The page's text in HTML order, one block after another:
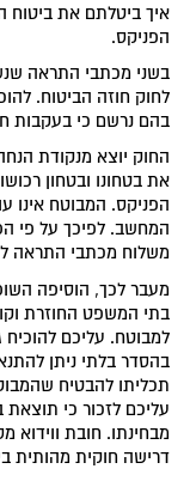
איך ביטלתם את ביטוח
הפניקס.
לחוק חוזה הביטוח.
בהם נרשם כי בעקבות
החוק יוצא מנקודת
את בטחונו ובטחון
הפניקס. המבוטח אינו
המחשב. לפיכך על פי
משלוח מכתבי התראה
מעבר לכך, הוסיפה
בתי המשפט החוזרת
למבוטח. עליכם
בהסדר בלתי ניתן
תכליתו להבטיח
עליכם לזכור כי תוצאת
מבחינתו. חובת
דרישה חוקית מהותית